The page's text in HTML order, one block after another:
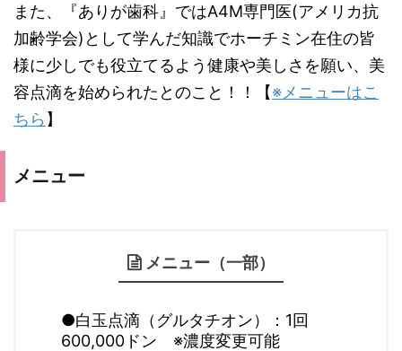
また、『ありが歯科』ではA4M専門医(アメリカ抗
加齢学会) として学んだ知識でホーチミン在住の皆
様に少しでも役立てるよ う健康や美しさを願い、美
容点滴を始められたとのこと！！【※メニューはこ
ちら 】
メニュー
メニュー（一部）
●白玉点滴（グルタチオン）：1回
600,000ドン ※濃度変更可能